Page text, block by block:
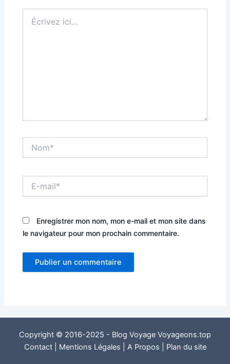
ici…
mail*
Enregistrer mon nom, mon e-mail et mon site dans
le navigateur pour mon prochain commentaire.
Copyright © 2016-2025 - Blog Voyage Voyageons.top
Contact| Mentions Légales A Propos Plan du site